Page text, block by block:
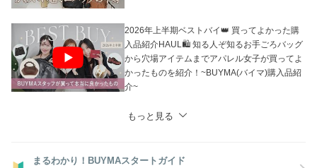
2026年上半期ベストバイ👑 買ってよかった購
入品紹介HAUL🛍 知る人ぞ知るお手ごろバッグ
から穴場アイテムまでアパレル女子が買ってよ
かったものを紹介！~BUYMA(バイマ)購入品紹
介~
もっと見る
まるわかり！BUYMAスタートガイド